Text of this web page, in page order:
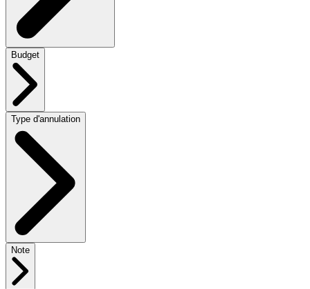
Budget
Type d'annulation
Note